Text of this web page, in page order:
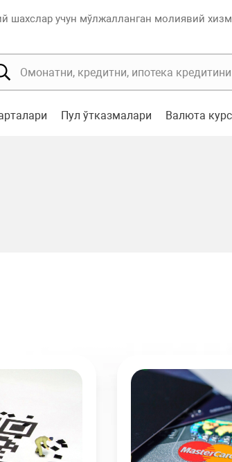
шахслар учун мўлжалланган молиявий
Пул ўтказмалари Валюта